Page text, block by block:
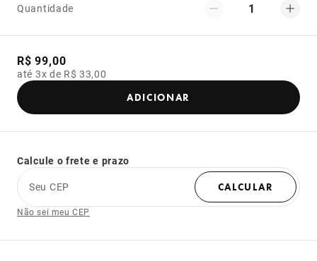
Quantidade 1
R$ 99,00
até 3x de R$ 33,00
ADICIONAR
Calcule o frete e prazo
Seu CEP
CALCULAR
Não sei meu CEP